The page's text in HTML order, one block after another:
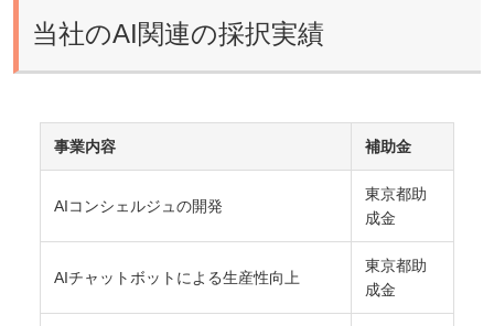
当社のAI関連の採択実績
事業内容 補助金
AIコンシェルジュの開発
東京都助
成金
AIチャットボットによる生産性向上
東京都助
成金